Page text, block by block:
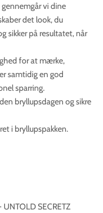
vi dine
det look, du
sikker på resultatet, når
for at mærke,
samtidig en god
sparring.
bryllupsdagen og sikre
i bryllupspakken.
SECRETZ